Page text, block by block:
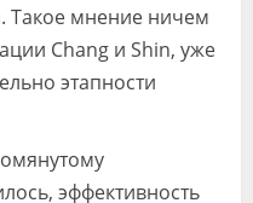
Такое мнение ничем
Chang и Shin, уже
этапности
эффективность